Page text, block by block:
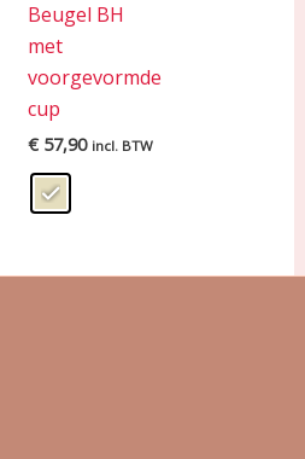
Beugel BH
met
voorgevormde
cup
€ 57,90 incl. BTW